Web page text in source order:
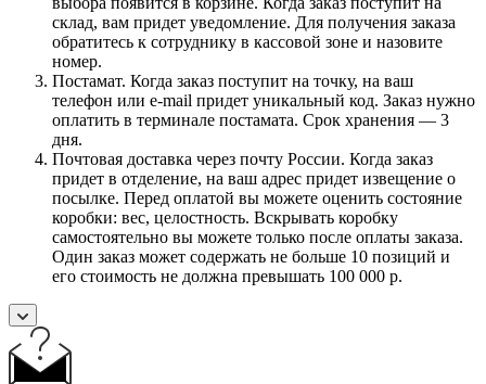
склад, вам придет уведомление. Для получения заказа
обратитесь к сотруднику в кассовой зоне и назовите
номер.
Постамат. Когда заказ поступит на точку, на ваш
телефон или e-mail придет уникальный код. Заказ нужно
оплатить в терминале постамата. Срок хранения — 3
дня.
Почтовая доставка через почту России. Когда заказ
придет в отделение, на ваш адрес придет извещение о
посылке. Перед оплатой вы можете оценить состояние
коробки: вес, целостность. Вскрывать коробку
самостоятельно вы можете только после оплаты заказа.
Один заказ может содержать не больше 10 позиций и
его стоимость не должна превышать 100 000 р.